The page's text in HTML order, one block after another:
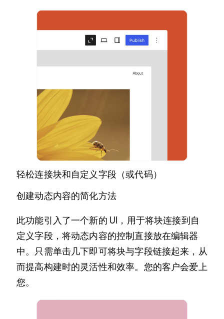
轻松连接块和自定义字段（或代码）
创建动态内容的简化方法
此功能引入了一个新的 UI，用于将块连接到自
定义字段，将动态内容的控制直接放在编辑器
中。只需单击几下即可将块与字段链接起来，从
而提高构建时的灵活性和效率。您的客户会爱上
您。